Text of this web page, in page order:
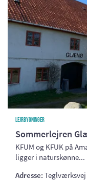
Lejrbygninger
Sommerlejren
KFUM og KFUK på
ligger i naturskønne...
Adresse: Teglværksvej